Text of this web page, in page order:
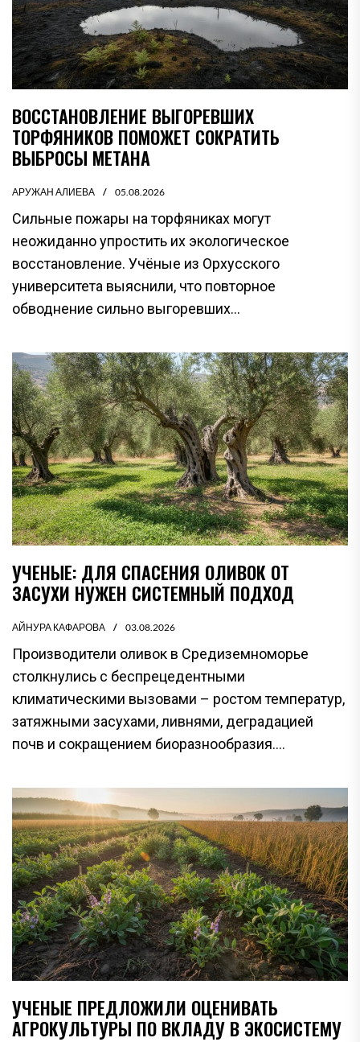
ВОССТАНОВЛЕНИЕ ВЫГОРЕВШИХ
ТОРФЯНИКОВ ПОМОЖЕТ СОКРАТИТЬ
ВЫБРОСЫ МЕТАНА
АРУЖАН АЛИЕВА 05.08.2026
Сильные пожары на торфяниках могут
неожиданно упростить их экологическое
восстановление. Учёные из Орхусского
университета выяснили, что повторное
обводнение сильно выгоревших...
УЧЕНЫЕ: ДЛЯ СПАСЕНИЯ ОЛИВОК ОТ
ЗАСУХИ НУЖЕН СИСТЕМНЫЙ ПОДХОД
АЙНУРА КАФАРОВА 03.08.2026
Производители оливок в Средиземноморье
столкнулись с беспрецедентными
климатическими вызовами – ростом температур,
затяжными засухами, ливнями, деградацией
почв и сокращением биоразнообразия....
УЧЕНЫЕ ПРЕДЛОЖИЛИ ОЦЕНИВАТЬ
АГРОКУЛЬТУРЫ ПО ВКЛАДУ В ЭКОСИСТЕМУ